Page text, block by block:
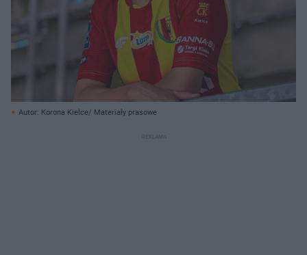
Autor: Korona Kielce/ Materiały prasowe